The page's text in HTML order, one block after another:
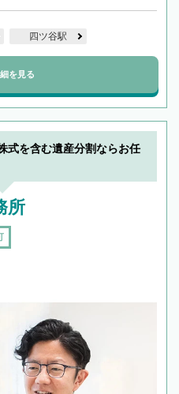
四ツ谷駅
を見る
式を含む遺産分割ならお任
所